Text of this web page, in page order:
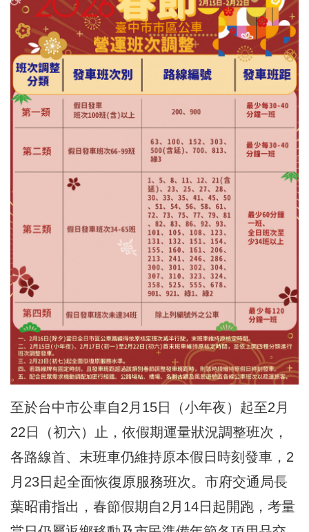
至於台中市公車自2月15日（小年夜）起至2月
22日（初六）止，依假期運量狀況調整班次，
各路線首、末班車仍維持原本假日時刻發車，2
月23日起全面恢復原服務班次。市府交通局長
葉昭甫指出，春節假期自2月14日起開跑，考量